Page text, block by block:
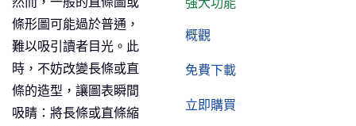
概觀
免費下載
立即購買
條形圖可能過於普通，
難以吸引讀者目光。此
時，不妨改變長條或直
條的造型，讓圖表瞬間
吸睛：將長條或直條縮